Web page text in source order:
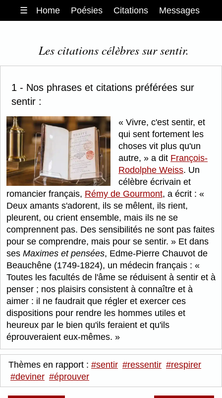
☰ Home Poésies Citations Messages
Les citations célèbres sur sentir.
1 - Nos phrases et citations préférées sur
sentir :
Vivre, c'est sentir, et
qui sent fortement les
choses vit plus qu'un
autre,
a dit François-
Rodolphe Weiss. Un
célèbre écrivain et
romancier français, Rémy de Gourmont, a écrit :
Deux amants s'adorent, ils se mêlent, ils rient,
pleurent, ou crient ensemble, mais ils ne se
comprennent pas. Des sensibilités ne sont pas faites
pour se comprendre, mais pour se sentir.
Et dans
ses Maximes et pensées, Edme-Pierre Chauvot de
Beauchêne (1749-1824), un médecin français :
Toutes les facultés de l'âme se réduisent à sentir et à
penser ; nos plaisirs consistent à connaître et à
aimer : il ne faudrait que régler et exercer ces
dispositions pour rendre les hommes utiles et
heureux par le bien qu'ils feraient et qu'ils
éprouveraient eux-mêmes.
Thèmes en rapport : #sentir #ressentir #respirer
#deviner #éprouver